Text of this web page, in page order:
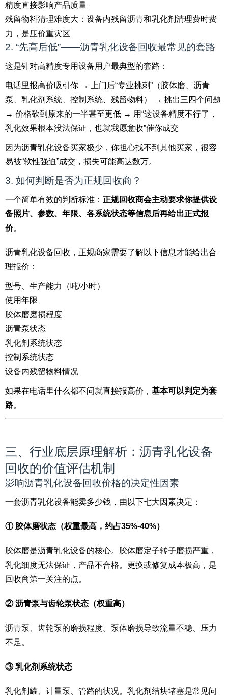
精度直接影响产品质量
残留物料清理难度大：设备内残留沥青和乳化剂清理费时费
力，是压价重灾区
2. “先高后低”——沥青乳化设备回收最常见的套路
这是针对高精度专用设备用户最典型的套路：
电话里报高价吸引你 → 上门后“专业挑刺”（胶体磨、沥青
泵、乳化剂系统、控制系统、残留物料） → 挑出三四个问题
→ 价格砍到原来的一半甚至更低 → 用“这设备精度不行了，
乳化效果根本没法保证，也就我愿意收”催你成交
因为沥青乳化设备买家极少，你担心找不到其他买家，很容
易被“软性强迫”成交，损失可能高达数万。
3. 如何判断是否为正规回收商？
一个简单有效的判断标准： 正规回收商会主动要求你提供设
备照片、参数、年限、各系统状态等信息后再给出正式报
价。
沥青乳化设备回收，正规商家需要了解以下信息才能给出合
理报价：
型号、生产能力（吨/小时）
使用年限
胶体磨磨损程度
沥青泵状态
乳化剂系统状态
控制系统状态
设备内残留物料情况
如果在电话里什么都不问就直接报高价， 基本可以判定为套
路。
三、行业底层原理解析：沥青乳化设备
回收的价值评估机制
影响沥青乳化设备回收价格的决定性因素
一套沥青乳化设备能卖多少钱，由以下七大因素决定：
① 胶体磨状态（权重最高，约占35%-40%）
胶体磨是沥青乳化设备的核心。胶体磨定子转子磨损严重，
乳化细度无法保证，产品不合格。更换或修复成本极高，是
回收商第一关注的点。
② 沥青泵与齿轮泵状态（权重高）
沥青泵、齿轮泵的磨损程度。泵体磨损导致流量不稳、压力
不足。
③ 乳化剂系统状态
乳化剂罐、计量泵、管路的状况。乳化剂结块堵塞是常见问